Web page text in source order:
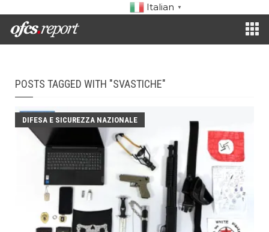
Italian ▼
POSTS TAGGED WITH "SVASTICHE"
DIFESA E SICUREZZA NAZIONALE